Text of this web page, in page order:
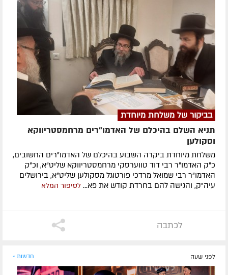
בביקור של משלחת מיוחדת
תניא השלם בהיכלם של האדמו"רים מרחמסטריווקא
וסקולען
משלחת מיוחדת ביקרה השבוע בהיכלם של האדמו"רים החשובים,
כ"ק האדמו"ר רבי דוד טווערסקי מרחמסטריווקא שליט"א, וכ"ק
האדמו"ר רבי שמואל מרדכי פורטוגל מסקולען שליט"א, בירושלים
עיה"ק, והגישה להם בחרדת קודש את פא... לסיפור המלא
לכתבה
לפני שעה חדשות »